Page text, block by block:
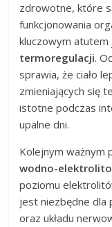
zdrowotne, które
funkcjonowania
kluczowym
termoregulacji.
sprawia, że ciało
zmieniających się
istotne podczas
upalne dni.
Kolejnym ważnym
wodno-
poziomu
jest niezbędne dla
oraz układu